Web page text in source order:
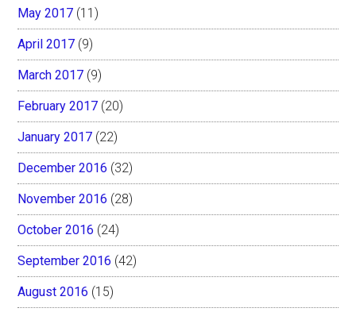
May 2017 (11)
April 2017 (9)
March 2017 (9)
February 2017 (20)
January 2017 (22)
December 2016 (32)
November 2016 (28)
October 2016 (24)
September 2016 (42)
August 2016 (15)